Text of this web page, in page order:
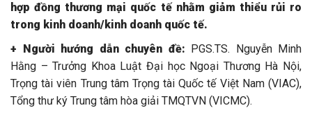
hợp đồng thương mại quốc tế nhằm giảm thiểu rủi ro
trong kinh doanh/kinh doanh quốc tế.
+ Người hướng dẫn chuyên đề: PGS.TS. Nguyễn Minh
Hằng – Trưởng Khoa Luật Đại học Ngoại Thương Hà Nội,
Trọng tài viên Trung tâm Trọng tài Quốc tế Việt Nam (VIAC),
Tổng thư ký Trung tâm hòa giải TMQTVN (VICMC).